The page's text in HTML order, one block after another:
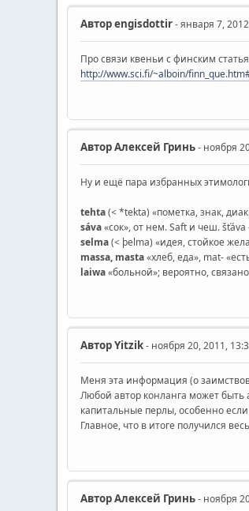
Авторengisdottir- января 7,
Про связи квеньи с финским
http://www.sci.fi/~alboin/
АвторАлексей Гринь- ноября
Ну и ещё пара избранных
tehta(< *tekta) «пометка, знак,
sáva«сок», от нем. Saft и чеш.
selma(< þelma) «идея, стойкое
massa, masta«хлеб, еда», mat-
laiwa«больной»; вероятно,
АвторYitzik- ноября 20, 2011,
Меня эта информация (о
Любой автор конланга может быть
капитальные перлы, особенно
Главное, что в итоге получился
АвторАлексей Гринь- ноября